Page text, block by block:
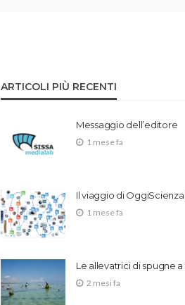
ARTICOLI PIÙ RECENTI
Messaggio dell’editore
1 mese fa
Il viaggio di
1 mese fa
Le allevatrici di spugne
2 mesi fa